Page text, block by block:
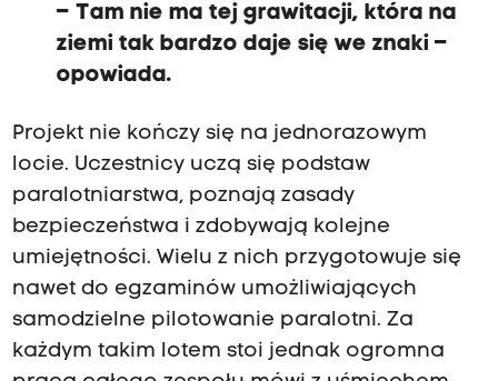
– Tam nie ma tej grawitacji, która na
ziemi tak bardzo daje się we znaki –
opowiada.
Projekt nie kończy się na jednorazowym
locie. Uczestnicy uczą się podstaw
paralotniarstwa, poznają zasady
bezpieczeństwa i zdobywają kolejne
umiejętności. Wielu z nich przygotowuje się
nawet do egzaminów umożliwiających
samodzielne pilotowanie paralotni. Za
każdym takim lotem stoi jednak ogromna